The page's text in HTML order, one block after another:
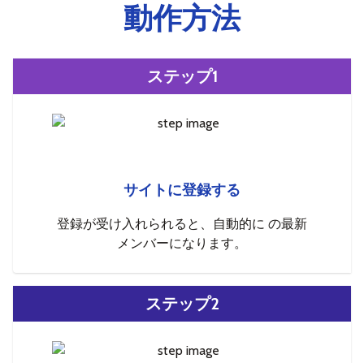
動作方法
ステップ1
サイトに登録する
登録が受け入れられると、自動的に の最新
メンバーになります。
ステップ2